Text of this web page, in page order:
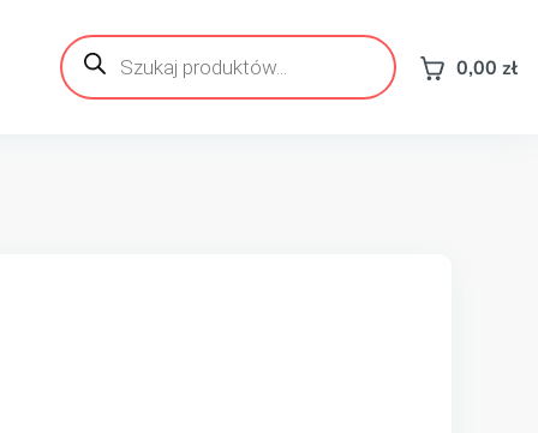
Wyszukiwarka
produktów 0,00 zł